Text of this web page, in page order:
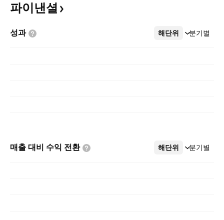
파이낸셜
성과 해단위 분기별
더보기
매출 대비 수익 전환 해단위 분기별
더보기